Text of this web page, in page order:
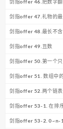
剑指offer 46.把数字翻
剑指offer 47.礼物的
剑指offer 48.最长不
剑指offer 49.丑数
剑指offer 50.第一个
剑指offer 51. 数组中
剑指offer 52.两个链
剑指offer 53-1. 在排
剑指offer 53-2. 0~n-